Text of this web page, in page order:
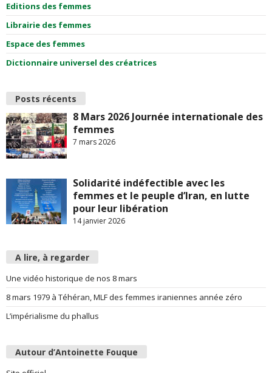
Editions des femmes
Librairie des femmes
Espace des femmes
Dictionnaire universel des créatrices
Posts récents
8 Mars 2026 Journée internationale des
femmes
7 mars 2026
Solidarité indéfectible avec les
femmes et le peuple d’Iran, en lutte
pour leur libération
14 janvier 2026
A lire, à regarder
Une vidéo historique de nos 8 mars
8 mars 1979 à Téhéran, MLF des femmes iraniennes année zéro
L’impérialisme du phallus
Autour d’Antoinette Fouque